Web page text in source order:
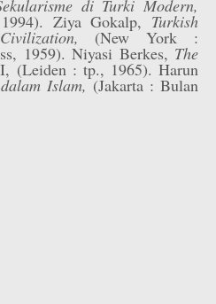
di Turki Modern,
Ziya Gokalp, Turkish
(New York :
1959). Niyasi Berkes, The
(Leiden : tp., 1965). Harun
Islam,(Jakarta : Bulan